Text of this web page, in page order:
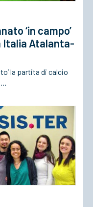
‘in campo’
Italia Atalanta-
la partita di calcio